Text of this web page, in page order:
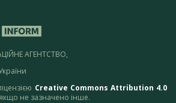
АГЕНТСТВО,
Creative Commons Attribution 4.0
якщо не зазначено інше.